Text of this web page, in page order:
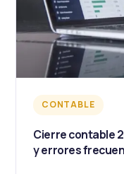
CONTABLE
Cierre contable
y errores